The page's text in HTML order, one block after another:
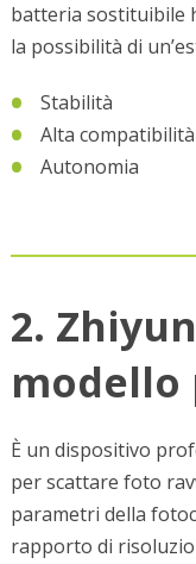
batteria sostituibile
la possibilità di
Stabilità
Alta compatibilità
Autonomia
2.
modello
È un dispositivo
per scattare foto
parametri della
rapporto di